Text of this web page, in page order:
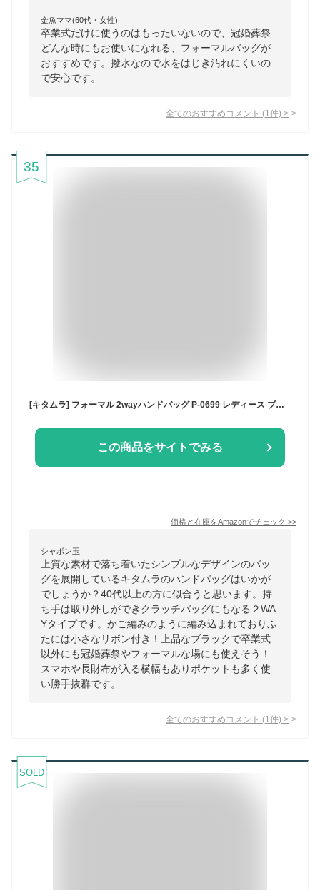
金魚ママ(60代・女性)
卒業式だけに使うのはもったいないので、冠婚葬祭
どんな時にもお使いになれる、フォーマルバッグが
おすすめです。撥水なので水をはじき汚れにくいの
で安心です。
全てのおすすめコメント (1 件) >
35
[キタムラ] フォーマル 2wayハンドバッグ P-0699 レディース ブラック [黒] 15151
この商品をサイトでみる
価格と在庫をAmazonでチェック >>
シャボン玉
上質な素材で落ち着いたシンプルなデザインのバッ
グを展開しているキタムラのハンドバッグはいかが
でしょうか？40代以上の方に似合うと思います。持
ち手は取り外しができクラッチバッグにもなる２WA
Yタイプです。かご編みのように編み込まれておりふ
たには小さなリボン付き！上品なブラックで卒業式
以外にも冠婚葬祭やフォーマルな場にも使えそう！
スマホや長財布が入る横幅もありポケットも多く使
い勝手抜群です。
全てのおすすめコメント (1 件) >
SOLD